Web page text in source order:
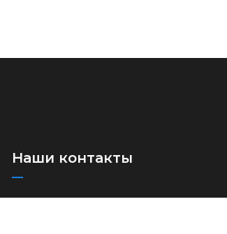
Наши контакты